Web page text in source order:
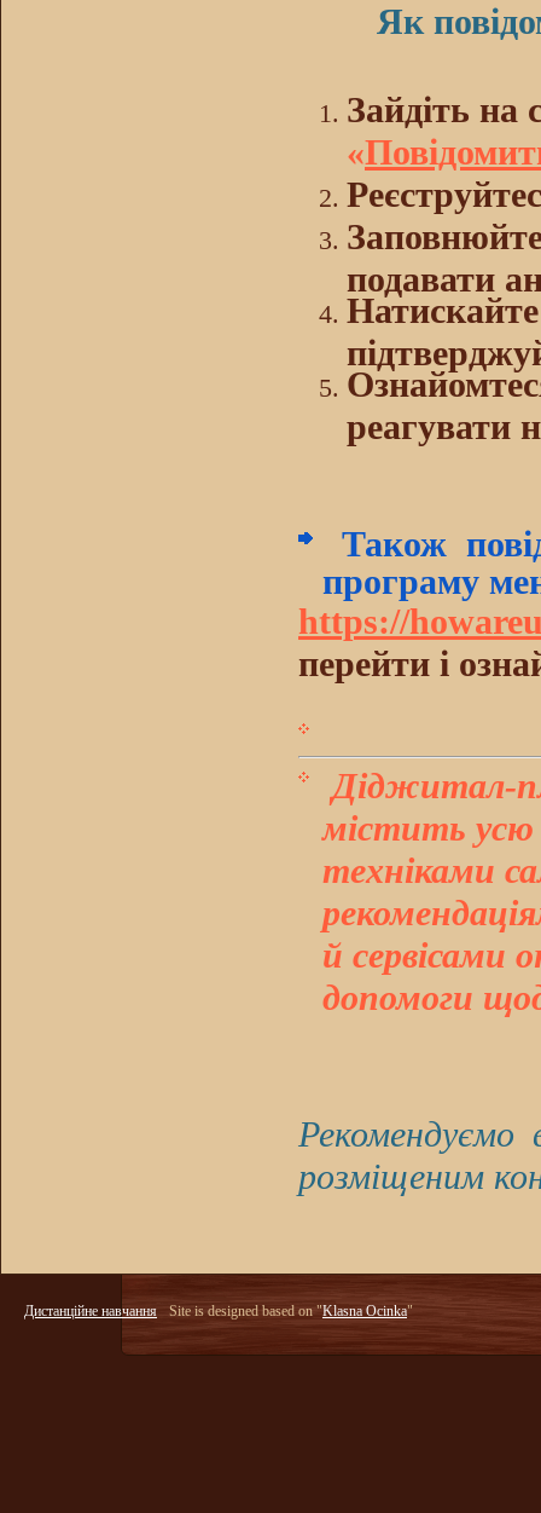
Як
Зайдіть на
«
подавати
реагувати
Також
програму
https://
перейти і
Діджитал-
містить усю
техніками
й сервісами
допомоги
Рекомендуємо
розміщеним
Дистанційне навчання Site is designed based on "Klasna Ocinka"